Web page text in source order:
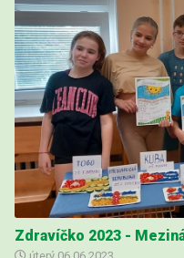
Zdravíčko 2023 -